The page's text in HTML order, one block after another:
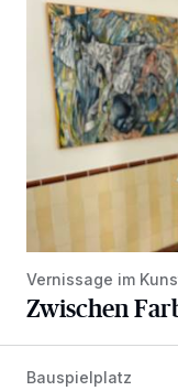
Vernissage im
Zwischen
Eine verborgene
Bauspielplatz